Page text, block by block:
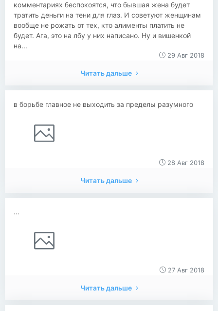
комментариях беспокоятся, что бывшая жена будет
тратить деньги на тени для глаз. И советуют женщинам
вообще не рожать от тех, кто алименты платить не
будет. Ага, это на лбу у них написано. Ну и вишенкой
на...
29 Авг 2018
Читать дальше
в борьбе главное не выходить за пределы разумного
28 Авг 2018
Читать дальше
...
27 Авг 2018
Читать дальше